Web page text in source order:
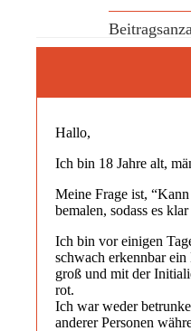
Hallo,
Ich bin 18 Jahre alt,
Meine Frage ist,
bemalen, sodass es
Ich bin vor einigen
schwach erkennbar
groß und mit der
rot.
Ich war weder
anderer Personen